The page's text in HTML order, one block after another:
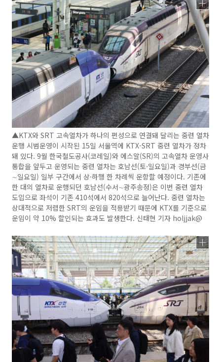
▲KTX와 SRT 고속열차가 하나의 편성으로 연결돼 달리는 중련 열차
운행 시범운영이 시작된 15일 서울역에 KTX-SRT 중련 열차가 정차
돼 있다. 9월 한국철도공사(코레일)와 에스알(SR)의 고속열차 운영사
통합을 앞두고 운영되는 중련 열차는 호남선(토·일요일)과 경부선(금
∼일요일) 일부 구간에서 상·하행 한 차례씩 운항할 예정이다. 기존에
한 대의 열차로 운행되던 호남선(수서∼광주송정)은 이번 중련 열차
도입으로 좌석이 기존 410석에서 820석으로 늘어난다. 중련 열차는
상대적으로 저렴한 SRT의 운임을 적용받기 때문에 KTX를 기준으로
운임이 약 10% 할인되는 효과도 발생한다. 신태현 기자 holjjak@